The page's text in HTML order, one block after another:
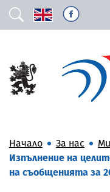
Начало За нас
Изпълнение на
на съобщенията за